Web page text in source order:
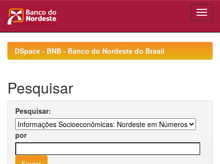
navigationDSpace - BNB - Banco do Nordeste do Brasil
Pesquisar
Pesquisar:
por